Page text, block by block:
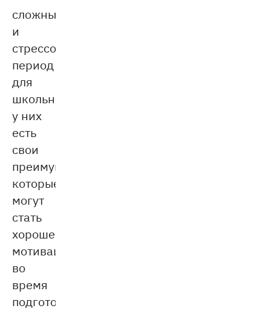
сложный
и
стрессовый
период
для
школьников,
у них
есть
свои
преимущества,
которые
могут
стать
хорошей
мотивацией
во
время
подготовки.